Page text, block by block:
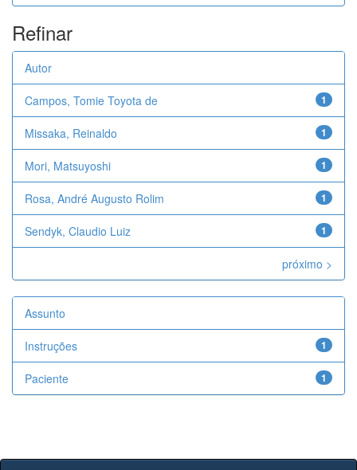
Refinar
Autor
1
Campos, Tomie Toyota de
1
Missaka, Reinaldo
1
Mori, Matsuyoshi
1
Rosa, André Augusto Rolim
1
Sendyk, Claudio Luiz
próximo >
Assunto
1
Instruções
1
Paciente